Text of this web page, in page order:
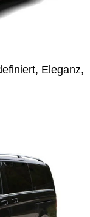
Eleganz,